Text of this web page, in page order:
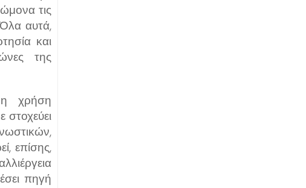
τις
Όλα αυτά,
και
της
η χρήση
στοχεύει
επίσης,
πηγή